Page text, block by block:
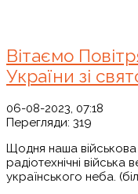
Вітаємо
України зі
06-08-2023, 07:18
Перегляди: 319
Щодня наша військова
радіотехнічні війська
українського неба.